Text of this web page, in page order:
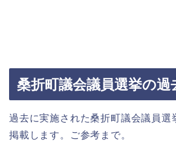
桑折町議会議員選挙の過
過去に実施された桑折町議会議員選
掲載します。ご参考まで。